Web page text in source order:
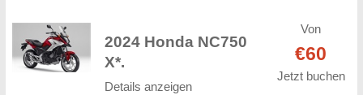
2024 Honda NC750
X*.
Details anzeigen
Von
€60
Jetzt buchen